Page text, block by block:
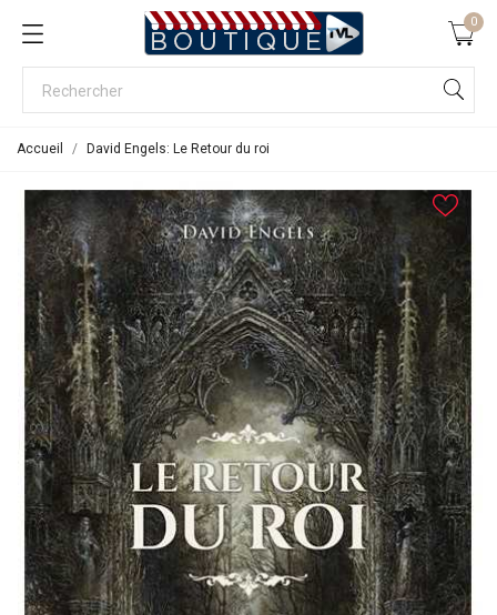
0
Accueil David Engels: Le Retour du roi